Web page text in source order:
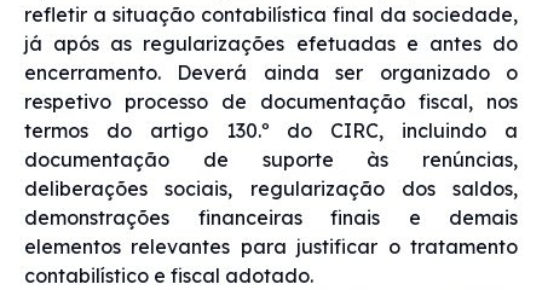
refletir a situação contabilística final da sociedade,
já após as regularizações efetuadas e antes do
encerramento. Deverá ainda ser organizado o
respetivo processo de documentação fiscal, nos
termos do artigo 130.º do CIRC, incluindo a
documentação de suporte às renúncias,
deliberações sociais, regularização dos saldos,
demonstrações financeiras finais e demais
elementos relevantes para justificar o tratamento
contabilístico e fiscal adotado.